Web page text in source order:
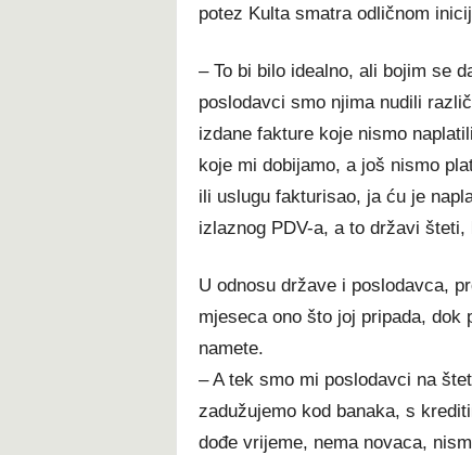
potez Kulta smatra odličnom
– To bi bilo idealno, ali bojim se
poslodavci smo njima nudili
izdane fakture koje nismo
koje mi dobijamo, a još nismo
ili uslugu fakturisao, ja ću je
izlaznog PDV-a, a to državi
U odnosu države i poslodavca,
mjeseca ono što joj pripada, dok
namete.
– A tek smo mi poslodavci na
zadužujemo kod banaka, s
dođe vrijeme, nema novaca,